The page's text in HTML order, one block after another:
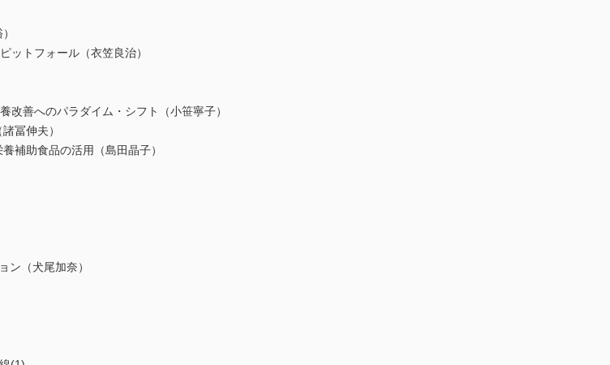
トフォール（衣笠良治）
善へのパラダイム・シフト（小笹寧子）
冨伸夫）
補助食品の活用（島田晶子）
（犬尾加奈）